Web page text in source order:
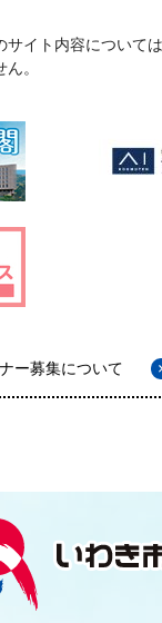
サイト内容について
。
ー募集について